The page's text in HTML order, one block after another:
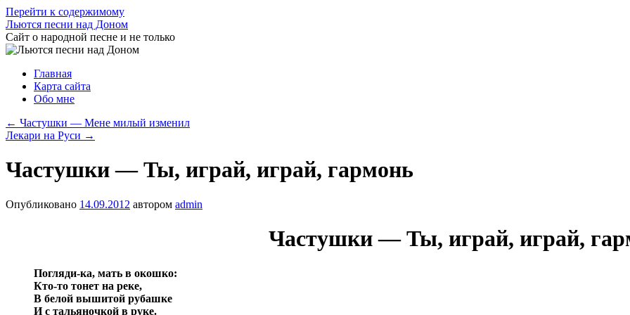
Перейти к содержимому
Льются песни над Доном
Сайт о народной песне и не только
Главная
Карта сайта
Обо мне
← Частушки — Мене милый изменил
Лекари на Руси →
Частушки — Ты, играй, играй, гармонь
Опубликовано 14.09.2012 автором admin
Частушки — Ты, играй, играй,
Погляди-ка, мать в окошко:
Кто-то тонет на реке,
В белой вышитой рубашке
И с тальяночкой в руке.